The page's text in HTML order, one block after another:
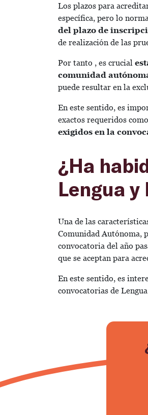
Los plazos para
específica, pero lo
del plazo de
de realización de las
Por tanto , es crucial
comunidad
puede resultar en la
En este sentido, es
exactos requeridos
exigidos en la
¿Ha
Lengua
Una de las
Comunidad Autónoma,
convocatoria del año
que se aceptan para
En este sentido, es
convocatorias de